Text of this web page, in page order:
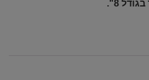
8".